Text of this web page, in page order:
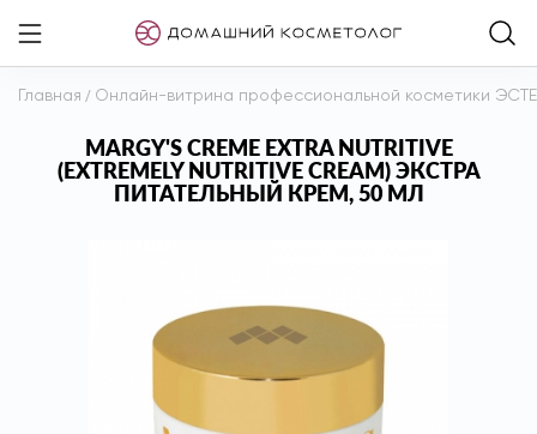
Главная / Онлайн-витрина профессиональной косметики
MARGY'S CREME EXTRA NUTRITIVE
(EXTREMELY NUTRITIVE CREAM) ЭКСТРА
ПИТАТЕЛЬНЫЙ КРЕМ, 50 МЛ